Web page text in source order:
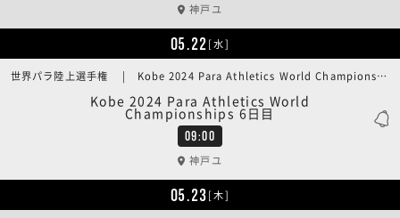
神戸ユ
05.22[水]
09:00
Kobe 2024 Para Athletics World
Championships 6日目
世界パラ陸上選手権 | Kobe 2024 Para Athletics World Championships 6日目
神戸ユ
05.23[木]